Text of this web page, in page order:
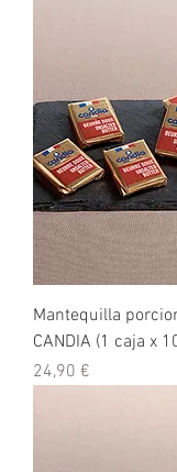
Mantequilla
CANDIA (1 caja x
Precio
24,90 €